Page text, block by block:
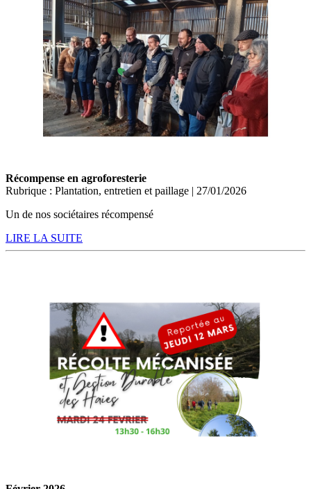
Récompense en agroforesterie
Rubrique : Plantation, entretien et paillage | 27/01/2026
Un de nos sociétaires récompensé
LIRE LA SUITE